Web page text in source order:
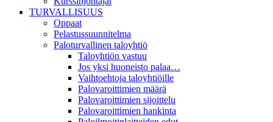
TURVALLISUUS
Oppaat
Pelastussuunnitelma
Paloturvallinen taloyhtiö
Taloyhtiön vastuu
Jos yksi huoneisto palaa…
Vaihtoehtoja taloyhtiöille
Palovaroittimien määrä
Palovaroittimien sijoittelu
Palovaroittimien hankinta